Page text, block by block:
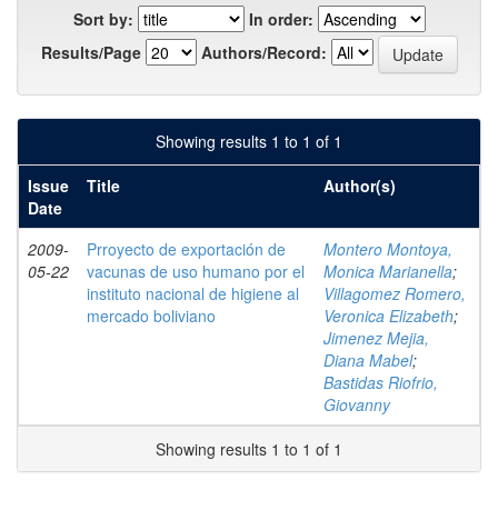
Sort by:
In order:
Results/Page
Authors/Record:
Showing results 1 to 1 of 1
Issue
Date
Title Author(s)
2009-
05-22
Prroyecto de exportación de
vacunas de uso humano por el
instituto nacional de higiene al
mercado boliviano
Montero Montoya,
Monica Marianella;
Villagomez Romero,
Veronica Elizabeth;
Jimenez Mejia,
Diana Mabel;
Bastidas Riofrio,
Giovanny
Showing results 1 to 1 of 1